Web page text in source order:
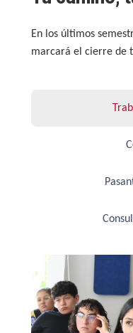
En los últimos
marcará el cierre de